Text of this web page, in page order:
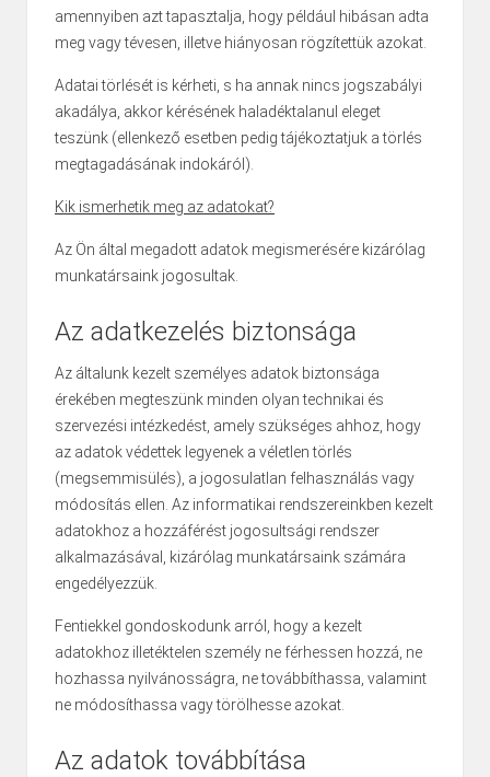
amennyiben azt tapasztalja, hogy például hibásan adta
meg vagy tévesen, illetve hiányosan rögzítettük azokat.
Adatai törlését is kérheti, s ha annak nincs jogszabályi
akadálya, akkor kérésének haladéktalanul eleget
teszünk (ellenkező esetben pedig tájékoztatjuk a törlés
megtagadásának indokáról).
Kik ismerhetik meg az adatokat?
Az Ön által megadott adatok megismerésére kizárólag
munkatársaink jogosultak.
Az adatkezelés biztonsága
Az általunk kezelt személyes adatok biztonsága
érekében megteszünk minden olyan technikai és
szervezési intézkedést, amely szükséges ahhoz, hogy
az adatok védettek legyenek a véletlen törlés
(megsemmisülés), a jogosulatlan felhasználás vagy
módosítás ellen. Az informatikai rendszereinkben kezelt
adatokhoz a hozzáférést jogosultsági rendszer
alkalmazásával, kizárólag munkatársaink számára
engedélyezzük.
Fentiekkel gondoskodunk arról, hogy a kezelt
adatokhoz illetéktelen személy ne férhessen hozzá, ne
hozhassa nyilvánosságra, ne továbbíthassa, valamint
ne módosíthassa vagy törölhesse azokat.
Az adatok továbbítása